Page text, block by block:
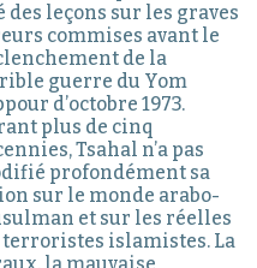
des leçons sur les graves
commises avant le
de la
guerre du Yom
d’octobre 1973.
plus de cinq
Tsahal n’a pas
profondément sa
sur le monde arabo-
et sur les réelles
islamistes. La